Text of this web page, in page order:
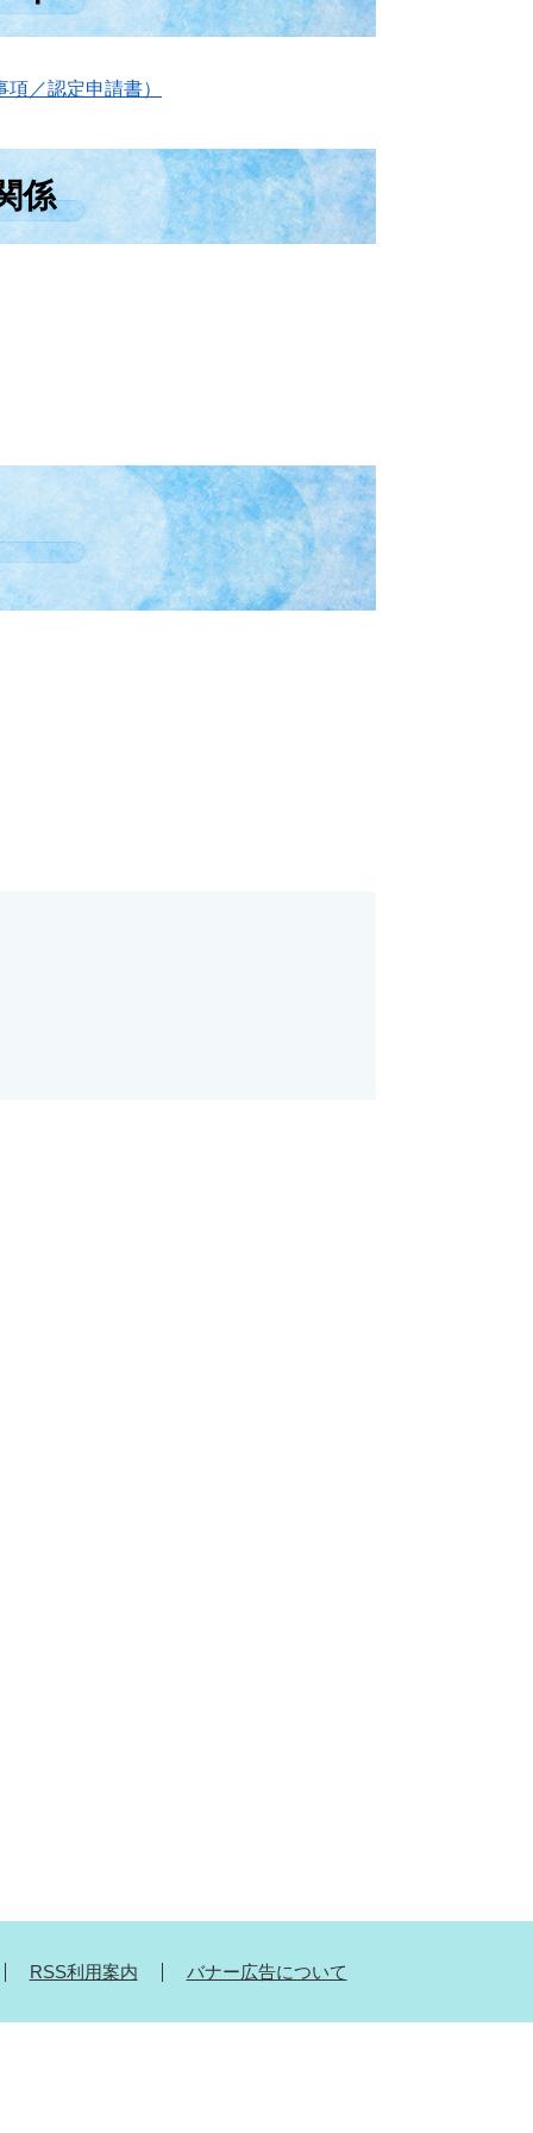
／認定申請書）
係
情報提供
RSS利用案内 バナー広告について